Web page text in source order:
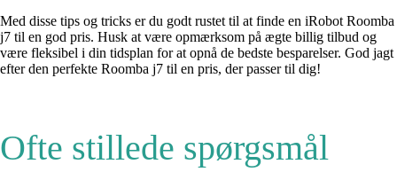
Med disse tips og tricks er du godt rustet til at finde en iRobot Roomba
j7 til en god pris. Husk at være opmærksom på ægte billig tilbud og
være fleksibel i din tidsplan for at opnå de bedste besparelser. God jagt
efter den perfekte Roomba j7 til en pris, der passer til dig!
Ofte stillede spørgsmål